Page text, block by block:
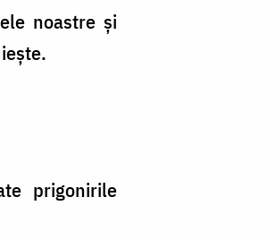
noastre şi
pri­gonirile